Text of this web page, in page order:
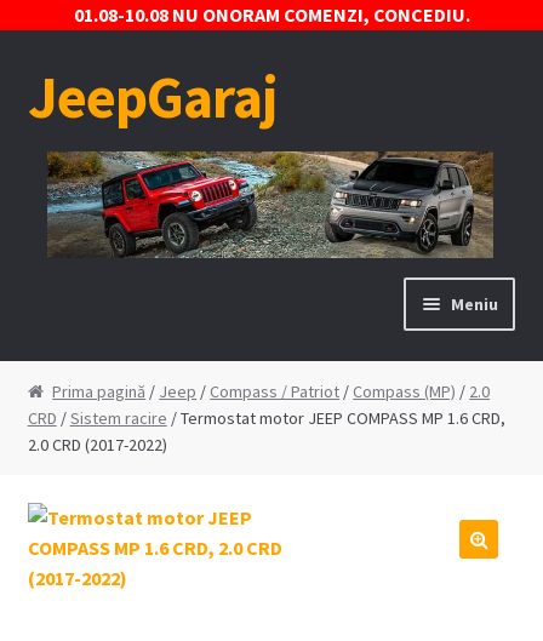
01.08-10.08 NU ONORAM COMENZI, CONCEDIU.
Sari
la
Sari
la
JeepGaraj
Meniu
Prima pagină
Contact
Coș
Prima pagină / Jeep / Compass / Patriot / Compass (MP) / 2.0
CRD /Sistem racire / Termostat motor JEEP COMPASS MP 1.6 CRD,
2.0 CRD (2017-2022)